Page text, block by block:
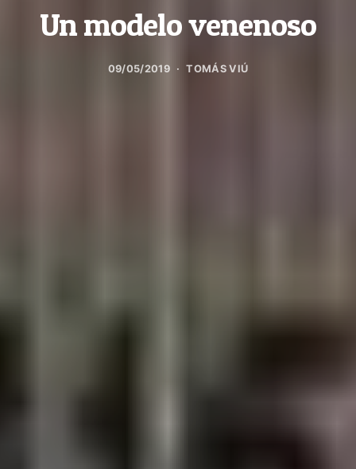
Un modelo venenoso
09/05/2019 TOMÁS VIÚ